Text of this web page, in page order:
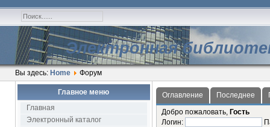
Электронная
Вы здесь: Home Форум
Главное меню
Главная
Электронный каталог
Оглавление Последнее
Добро пожаловать, Гость
Логин: